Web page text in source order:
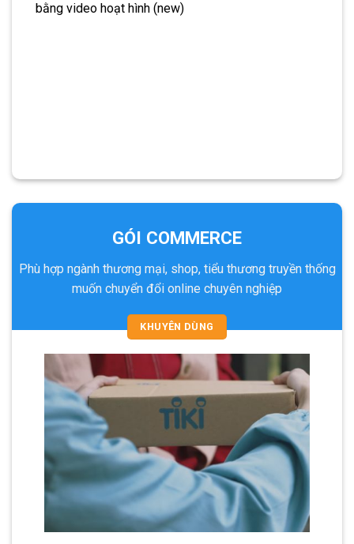
bằng video hoạt hình (new)
GÓI COMMERCE
Phù hợp ngành thương mại, shop, tiểu thương truyền thống
muốn chuyển đổi online chuyên nghiệp
KHUYÊN DÙNG